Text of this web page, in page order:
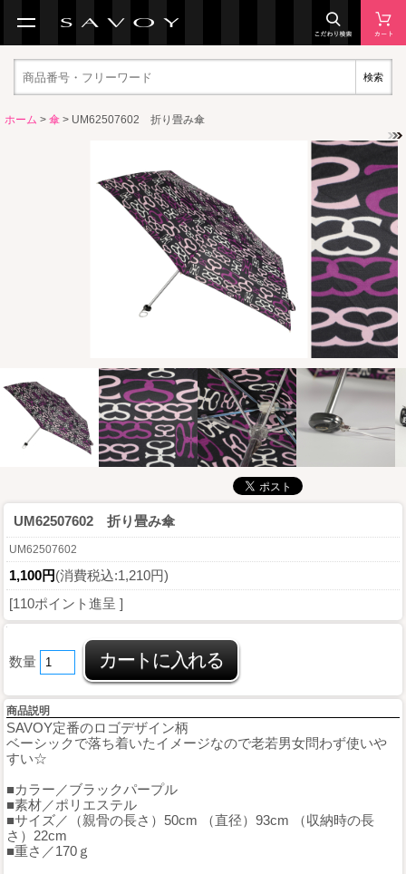
検索
ホーム > 傘 > UM62507602 折り畳み傘
UM62507602 折り畳み傘
UM62507602
1,100円(消費税込:1,210円)
[110ポイント進呈 ]
数量
商品説明
SAVOY定番のロゴデザイン柄
ベーシックで落ち着いたイメージなので老若男女問わず使いや
すい☆
■カラー／ブラックパープル
■素材／ポリエステル
■サイズ／（親骨の長さ）50cm （直径）93cm （収納時の長
さ）22cm
■重さ／170ｇ